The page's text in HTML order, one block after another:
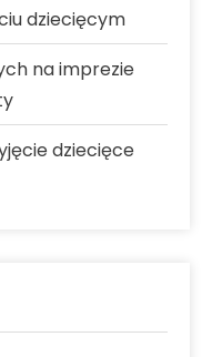
dziecięcym
na imprezie
dziecięce